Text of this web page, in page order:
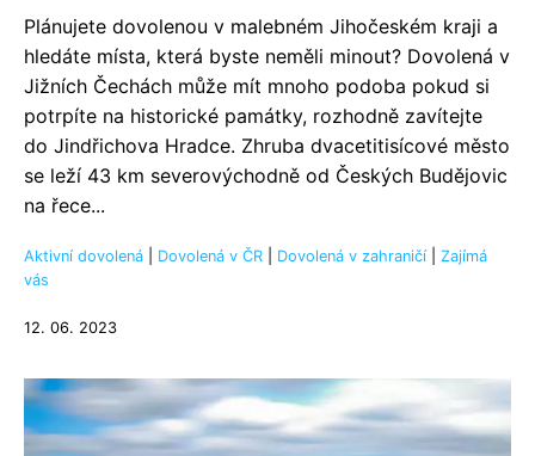
Plánujete dovolenou v malebném Jihočeském kraji a
hledáte místa, která byste neměli minout? Dovolená v
Jižních Čechách může mít mnoho podoba pokud si
potrpíte na historické památky, rozhodně zavítejte
do Jindřichova Hradce. Zhruba dvacetitisícové město
se leží 43 km severovýchodně od Českých Budějovic
na řece...
Aktivní dovolená Dovolená v ČR Dovolená v zahraničí
Zajímá
vás
12. 06. 2023